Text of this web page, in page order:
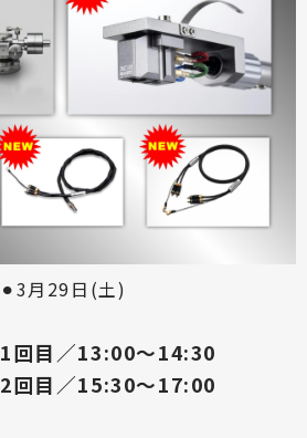
⚫︎3月29日(土)
1回目／13:00〜14:30
2回目／15:30〜17:00